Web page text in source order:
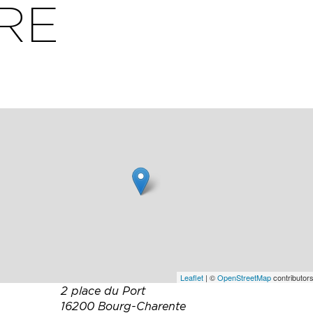
Leaflet| ©OpenStreetMap
2 place du Port
16200 Bourg-Charente